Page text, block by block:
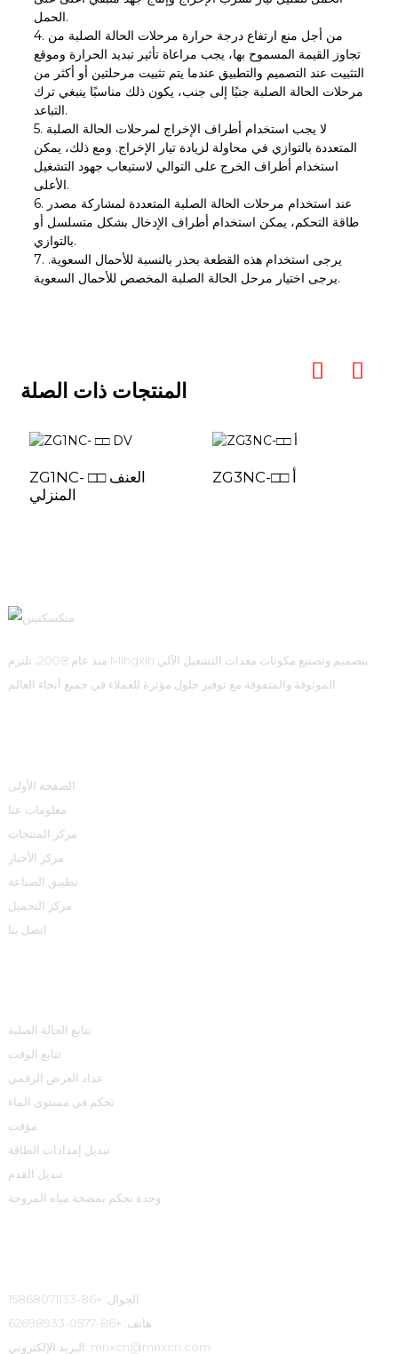
الحمل.
4. من أجل منع ارتفاع درجة حرارة مرحلات الحالة الصلبة من
تجاوز القيمة المسموح بها، يجب مراعاة تأثير تبديد الحرارة وموقع
التثبيت عند التصميم والتطبيق عندما يتم تثبيت مرحلتين أو أكثر من
مرحلات الحالة الصلبة جنبًا إلى جنب، يكون ذلك مناسبًا ينبغي ترك
التباعد.
5. لا يجب استخدام أطراف الإخراج لمرحلات الحالة الصلبة
المتعددة بالتوازي في محاولة لزيادة تيار الإخراج. ومع ذلك، يمكن
استخدام أطراف الخرج على التوالي لاستيعاب جهود التشغيل
الأعلى.
6. عند استخدام مرحلات الحالة الصلبة المتعددة لمشاركة مصدر
طاقة التحكم، يمكن استخدام أطراف الإدخال بشكل متسلسل أو
بالتوازي.
7. يرجى استخدام هذه القطعة بحذر بالنسبة للأحمال السعوية.
يرجى اختيار مرحل الحالة الصلبة المخصص للأحمال السعوية.
المنتجات ذات الصلة
ZG1NC- □□ العنف
المنزلي
ZG3NC-□□ أ
منذ عام 2008، تلتزم Mingxin بتصميم وتصنيع مكونات معدات التشغيل الآلي
الصفحة الأولى
معلومات عنا
مركز المنتجات
مركز الأخبار
تطبيق الصناعة
مركز التحميل
اتصل بنا
تتابع الحالة الصلبة
تتابع الوقت
عداد العرض الرقمي
تحكم في مستوى الماء
مؤقت
تبديل إمدادات الطاقة
تبديل القدم
وحدة تحكم بمضخة مياه المروحة
الجوال: +86-15868071133
هاتف: +86-0577-62698933
البريد الإلكتروني: mnxcn@mnxcn.com